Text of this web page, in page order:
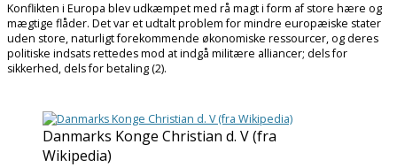
Konflikten i Europa blev udkæmpet med rå magt i form af store hære og
mægtige flåder. Det var et udtalt problem for mindre europæiske stater
uden store, naturligt forekommende økonomiske ressourcer, og deres
politiske indsats rettedes mod at indgå militære alliancer; dels for
sikkerhed, dels for betaling (2).
Danmarks Konge Christian d. V (fra
Wikipedia)